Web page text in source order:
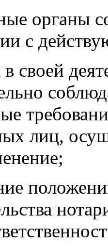
органы
с
своей
лиц,